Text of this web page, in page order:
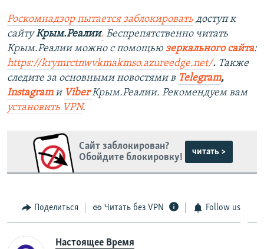
Роскомнадзор пытается заблокировать доступ к
сайтуКрым.Реалии. Беспрепятственно читать
Крым.Реалии можно с помощью зеркального сайта:
https://krymrctnwvkmakmso.azureedge.net/. Также
следите за основными новостями в Telegram,
Instagram и ViberКрым.Реалии. Рекомендуем вам
установить VPN.
Сайт заблокирован?
Обойдите блокировку!
читать >
Поделиться Читать без VPN Follow us
Настоящее Время